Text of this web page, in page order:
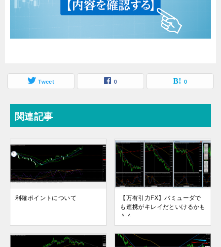
Tweet 0 0
関連記事
利確ポイントについて
【万有引力FX】バミューダで
も連携がキレイだといけるかも
＾＾